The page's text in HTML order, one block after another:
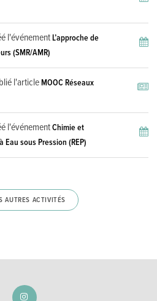
l'événementL’approche de
(SMR/AMR)
l'articleMOOC Réseaux
l'événementChimie et
sous Pression (REP)
AUTRES ACTIVITÉS